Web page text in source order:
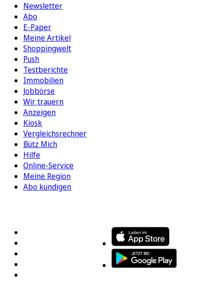
Newsletter
Abo
E-Paper
Meine Artikel
Shoppingwelt
Push
Testberichte
Immobilien
Jobbörse
Wir trauern
Anzeigen
Kiosk
Vergleichsrechner
Bütz Mich
Hilfe
Online-Service
Meine Region
Abo kündigen